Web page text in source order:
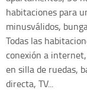
habitaciones para
minusválidos,
Todas las
conexión a
en silla de ruedas,
directa, TV...